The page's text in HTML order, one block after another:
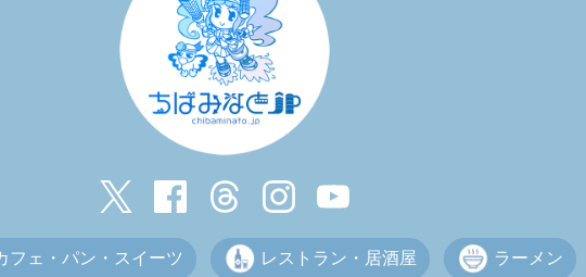
フェ・パン・スイーツ レストラン・居酒屋 ラーメン